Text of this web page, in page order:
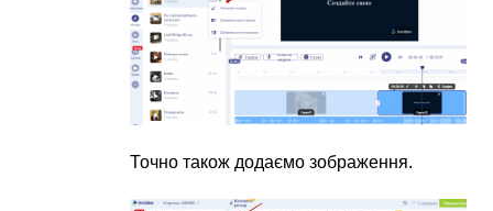
Точно також додаємо зображення.